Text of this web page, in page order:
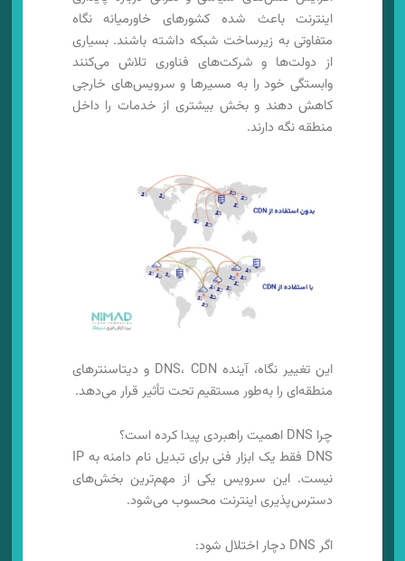
اینترنت باعث شده کشورهای خاورمیانه نگاه
متفاوتی به زیرساخت شبکه داشته باشند. بسیاری
از دولت‌ها و شرکت‌های فناوری تلاش می‌کنند
وابستگی خود را به مسیرها و سرویس‌های خارجی
کاهش دهند و بخش بیشتری از خدمات را داخل
منطقه نگه دارند.
این تغییر نگاه، آینده DNS، CDN و دیتاسنترهای
منطقه‌ای را به‌طور مستقیم تحت تأثیر قرار می‌دهد.
چرا DNS اهمیت راهبردی پیدا کرده است؟
DNS فقط یک ابزار فنی برای تبدیل نام دامنه به IP
نیست. این سرویس یکی از مهم‌ترین بخش‌های
دسترس‌پذیری اینترنت محسوب می‌شود.
اگر DNS دچار اختلال شود: